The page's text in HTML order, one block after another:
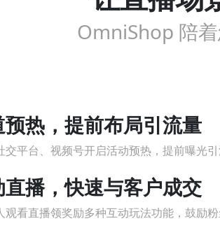
OmniShop 陪
热，提前布局引流量
交平台、视频号开启活动预热，提前曝光
播，快速与客户成交
观看直播领奖励多种互动玩法功能，鼓励